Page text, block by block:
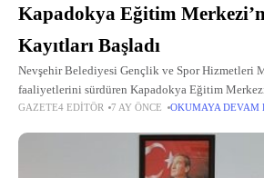
Kapadokya Eğitim
Kayıtları Başladı
Nevşehir Belediyesi Gençlik ve Spor Hizmetleri
faaliyetlerini sürdüren Kapadokya Eğitim
açılacak.
GAZETE4 EDITÖR 7 AY ÖNCE OKUMAYA DEVAM